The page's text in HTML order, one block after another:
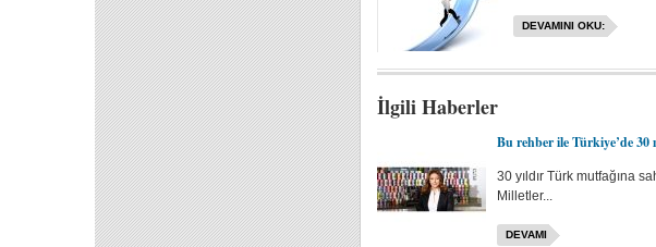
DEVAMINI OKU:
İlgili Haberler
Bu rehber ile Türkiye’de 30
30 yıldır Türk mutfağına
Milletler...
DEVAMI